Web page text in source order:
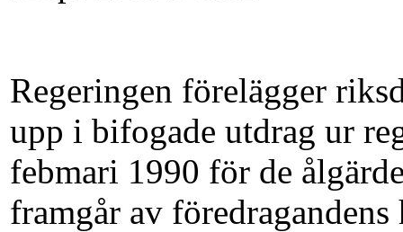
Regeringen förelägger
upp i bifogade utdrag ur
febmari 1990 för de
framgår av föredragandens